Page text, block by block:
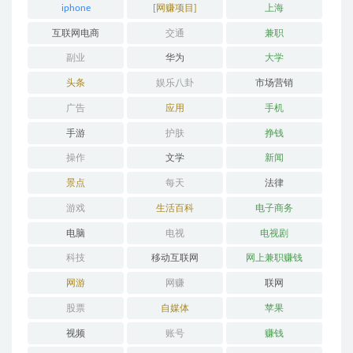
iphone [网赚项目] 上海
互联网电商 交通 兼职
副业 华为 大学
头条 娱乐八卦 市场营销
广告 应用 手机
手游 护肤 挣钱
操作 文学 新闻
景点 每天 法律
游戏 生活百科 电子商务
电脑 电视 电视剧
科技 移动互联网 网上兼职赚钱
网游 网赚 联网
股票 自媒体 苹果
视频 账号 赚钱